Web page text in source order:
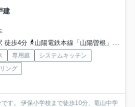
建
徒歩4分
山陽電鉄本線「山陽曽根」駅 徒歩19分
専用庭
システムキッチン
ング
す。 伊保小学校まで徒歩10分、竜山中学